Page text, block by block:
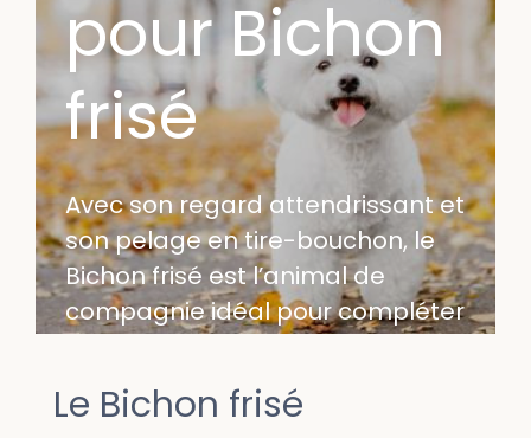
pour Bichon
frisé
Avec son regard attendrissant et
son pelage en tire-bouchon, le
Bichon frisé est l’animal de
compagnie idéal pour compléter
Le Bichon frisé